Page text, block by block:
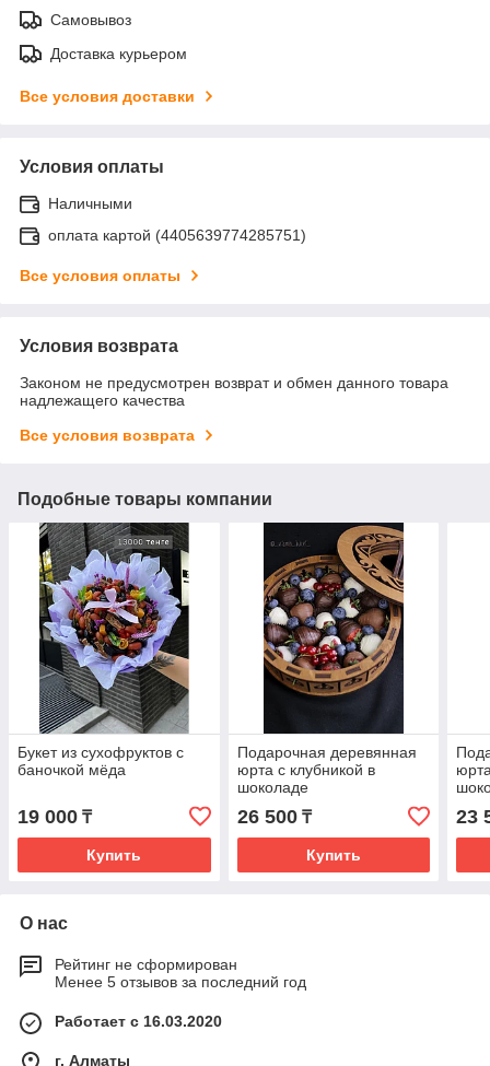
Самовывоз
Доставка курьером
Все условия доставки
Условия оплаты
Наличными
оплата картой (4405639774285751)
Все условия оплаты
Условия возврата
Законом не предусмотрен возврат и обмен данного товара
надлежащего качества
Все условия возврата
Подобные товары компании
Букет из сухофруктов с
баночкой мёда
19 000 ₸
Купить
Подарочная деревянная
юрта с клубникой в
шоколаде
26 500₸
Купить
23
О нас
Рейтинг не сформирован
Менее 5 отзывов за последний год
Работает с 16.03.2020
г. Алматы